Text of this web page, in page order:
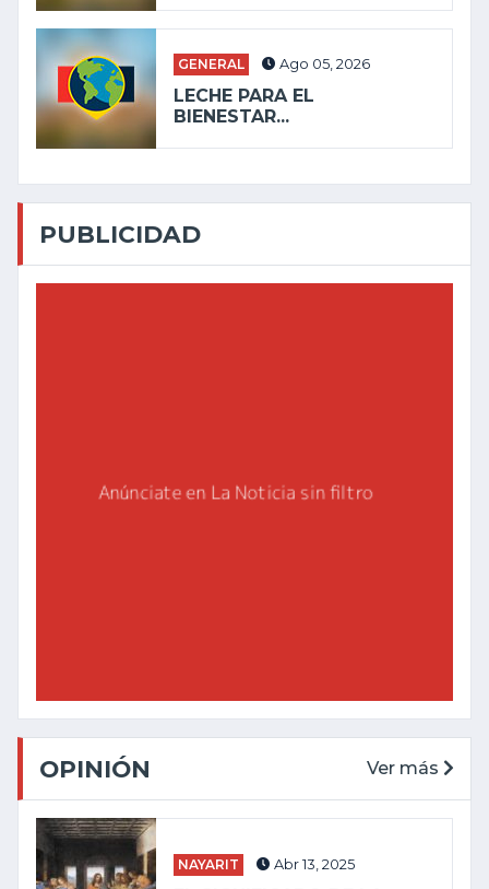
GENERAL Ago 05, 2026
LECHE PARA EL
BIENESTAR...
PUBLICIDAD
OPINIÓN Ver más
NAYARIT Abr 13, 2025